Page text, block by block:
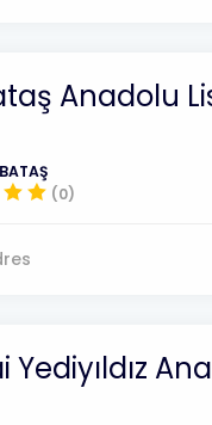
Anadolu
(0)
Yediyıldız